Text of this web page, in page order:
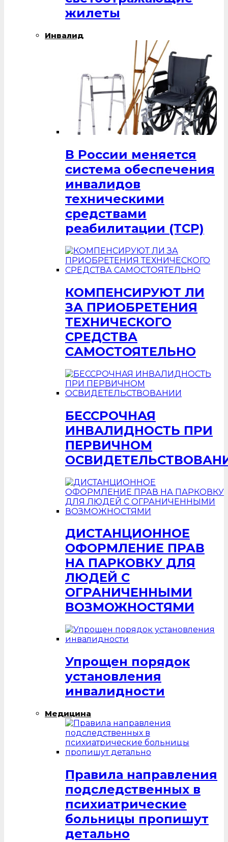
жилеты
Инвалид
В России меняется
система обеспечения
инвалидов
техническими
средствами
реабилитации (ТСР)
КОМПЕНСИРУЮТ ЛИ
ЗА ПРИОБРЕТЕНИЯ
ТЕХНИЧЕСКОГО
СРЕДСТВА
САМОСТОЯТЕЛЬНО
БЕССРОЧНАЯ
ИНВАЛИДНОСТЬ ПРИ
ПЕРВИЧНОМ
ДИСТАНЦИОННОЕ
ОФОРМЛЕНИЕ ПРАВ
НА ПАРКОВКУ ДЛЯ
ЛЮДЕЙ С
ОГРАНИЧЕННЫМИ
ВОЗМОЖНОСТЯМИ
Упрощен порядок
установления
инвалидности
Медицина
Правила направления
подследственных в
психиатрические
больницы пропишут
детально